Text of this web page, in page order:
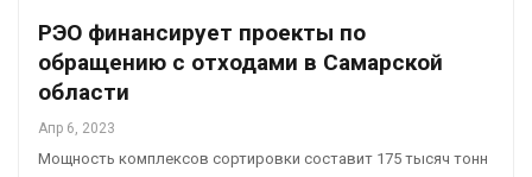
РЭО финансирует проекты по
обращению с отходами в Самарской
области
Апр 6, 2023
Мощность комплексов сортировки составит 175 тысяч тонн